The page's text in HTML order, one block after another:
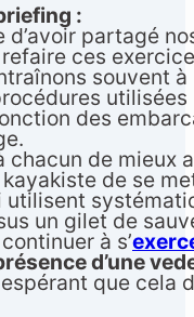
:
d’avoir partagé
ces
souvent
utilisées
des
chacun de mieux
de se
utilisent
un gilet de
à s’
d’une
que cela